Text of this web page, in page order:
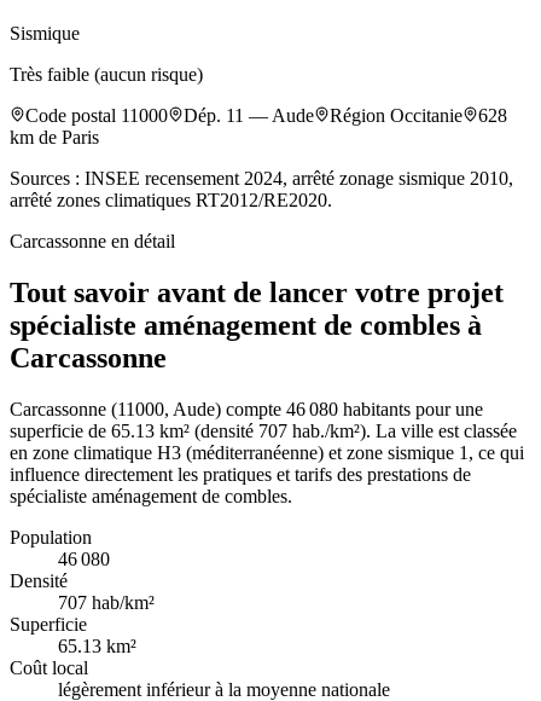
Sismique
Très faible (aucun risque)
Code postal 11000 Dép. 11 — Aude Région Occitanie
628
km de Paris
Sources : INSEE recensement 2024, arrêté zonage sismique 2010,
arrêté zones climatiques RT2012/RE2020.
Carcassonne en détail
Tout savoir avant de lancer votre projet
spécialiste aménagement de combles à
Carcassonne
Carcassonne (11000, Aude) compte 46 080 habitants pour une
superficie de 65.13 km² (densité 707 hab./km²). La ville est classée
en zone climatique H3 (méditerranéenne) et zone sismique 1, ce qui
influence directement les pratiques et tarifs des prestations de
spécialiste aménagement de combles.
Population
46 080
Densité
707 hab/km²
Superficie
65.13 km²
Coût local
légèrement inférieur à la moyenne nationale